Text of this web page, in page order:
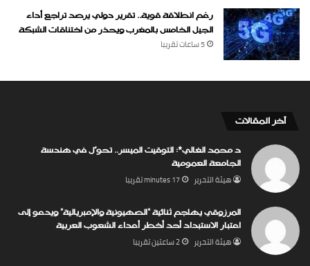
رغم انطلاقة قوية.. تقرير دولي يرصد تراجع أداء
الجيل الخامس بالمغرب ويحذر من اختناقات الشبكة
5 ساعات ‏تقريبا
‏آخر المقالات
د محمد الغالي*: التوقيت الميسر.. تحوّل في هندسة
الجامعة العمومية
‏هيئة ‏التحرير 17 minutes ‏تقريبا
المرزوقي يهاجم ثنائية “الصهيونية والإمبريالية” ويدعو إلى
اعتبار الاستبداد أحد أخطر أعداء الشعوب العربية
‏هيئة ‏التحرير 2 ساعتين ‏تقريبا